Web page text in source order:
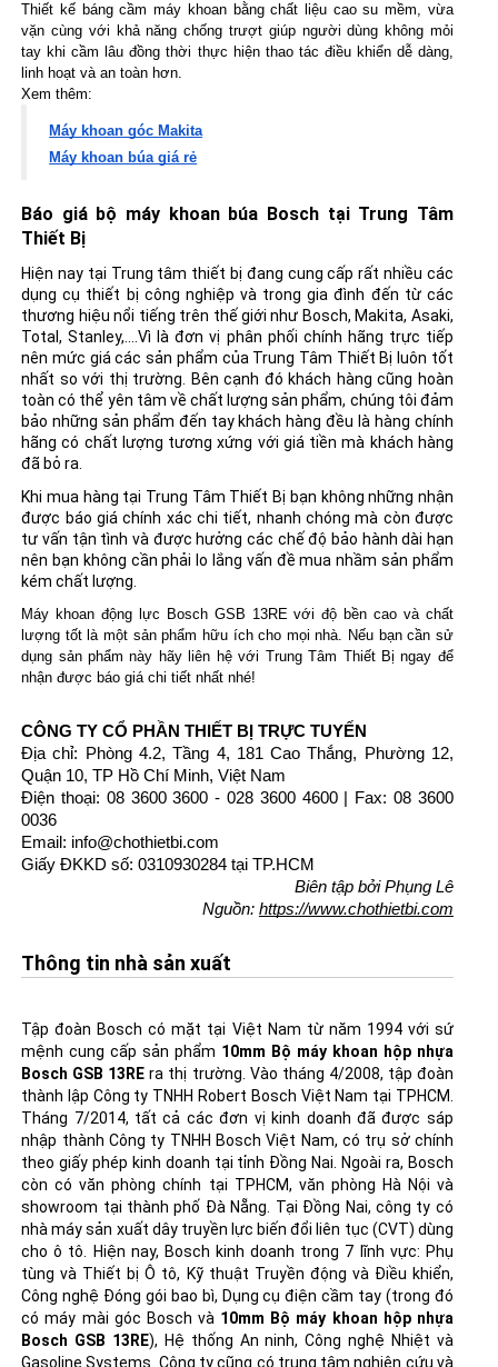
Thiết kế báng cầm máy khoan bằng chất liệu cao su mềm, vừa
vặn cùng với khả năng chống trượt giúp người dùng không mỏi
tay khi cầm lâu đồng thời thực hiện thao tác điều khiển dễ dàng,
linh hoạt và an toàn hơn.
Xem thêm:
Máy khoan góc Makita
Máy khoan búa giá rẻ
Báo giá bộ máy khoan búa Bosch tại Trung Tâm
Thiết Bị
Hiện nay tại Trung tâm thiết bị đang cung cấp rất nhiều các
dụng cụ thiết bị công nghiệp và trong gia đình đến từ các
thương hiệu nổi tiếng trên thế giới như Bosch, Makita, Asaki,
Total, Stanley,....Vì là đơn vị phân phối chính hãng trực tiếp
nên mức giá các sản phẩm của Trung Tâm Thiết Bị luôn tốt
nhất so với thị trường. Bên cạnh đó khách hàng cũng hoàn
toàn có thể yên tâm về chất lượng sản phẩm, chúng tôi đảm
bảo những sản phẩm đến tay khách hàng đều là hàng chính
hãng có chất lượng tương xứng với giá tiền mà khách hàng
đã bỏ ra.
Khi mua hàng tại Trung Tâm Thiết Bị bạn không những nhận
được báo giá chính xác chi tiết, nhanh chóng mà còn được
tư vấn tận tình và được hưởng các chế độ bảo hành dài hạn
nên bạn không cần phải lo lắng vấn đề mua nhầm sản phẩm
kém chất lượng.
Máy khoan động lực Bosch GSB 13RE với độ bền cao và chất
lượng tốt là một sản phẩm hữu ích cho mọi nhà. Nếu bạn cần sử
dụng sản phẩm này hãy liên hệ với Trung Tâm Thiết Bị ngay để
nhận được báo giá chi tiết nhất nhé!
CÔNG TY CỔ PHẦN THIẾT BỊ TRỰC TUYẾN
Địa chỉ: Phòng 4.2, Tầng 4, 181 Cao Thắng, Phường 12,
Quận 10, TP Hồ Chí Minh, Việt Nam
Điện thoại: 08 3600 3600 - 028 3600 4600 | Fax: 08 3600
0036
Email: info@chothietbi.com
Giấy ĐKKD số: 0310930284 tại TP.HCM
Biên tập bởi Phụng Lê
Nguồn: https://www.chothietbi.com
Thông tin nhà sản xuất
Tập đoàn Bosch có mặt tại Việt Nam từ năm 1994 với sứ
mệnh cung cấp sản phẩm 10mm Bộ máy khoan hộp nhựa
Bosch GSB 13RE ra thị trường. Vào tháng 4/2008, tập đoàn
thành lập Công ty TNHH Robert Bosch Việt Nam tại TPHCM.
Tháng 7/2014, tất cả các đơn vị kinh doanh đã được sáp
nhập thành Công ty TNHH Bosch Việt Nam, có trụ sở chính
theo giấy phép kinh doanh tại tỉnh Đồng Nai. Ngoài ra, Bosch
còn có văn phòng chính tại TPHCM, văn phòng Hà Nội và
showroom tại thành phố Đà Nẵng. Tại Đồng Nai, công ty có
nhà máy sản xuất dây truyền lực biến đổi liên tục (CVT) dùng
cho ô tô. Hiện nay, Bosch kinh doanh trong 7 lĩnh vực: Phụ
tùng và Thiết bị Ô tô, Kỹ thuật Truyền động và Điều khiển,
Công nghệ Đóng gói bao bì, Dụng cụ điện cầm tay (trong đó
cómáy mài góc Bosch và 10mm Bộ máy khoan hộp nhựa
Bosch GSB 13RE), Hệ thống An ninh, Công nghệ Nhiệt và
Gasoline Systems. Công ty cũng có trung tâm nghiên cứu và